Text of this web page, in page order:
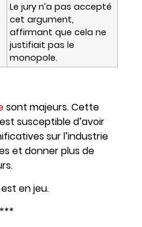
Le jury n’a pas accepté
cet argument,
affirmant que cela ne
justifiait pas le
monopole.
sont majeurs. Cette
susceptible d’avoir
sur l’industrie
et donner plus de
en jeu.
***